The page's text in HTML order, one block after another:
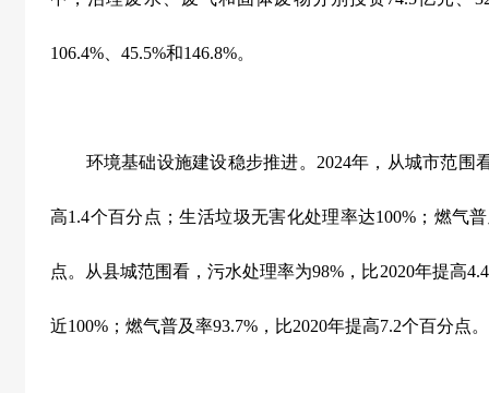
106.4% 45.5%和146.8%。
环境基础设施建设稳步推进。 2024年，从城市范围
高1.4个百分点；生活垃圾无害化处理率达100% ；燃气
点。从县城范围看，污水处理率为98% ，比2020年提高4.4
近100% ；燃气普及率93.7% ，比2020年提高7.2个百分点。